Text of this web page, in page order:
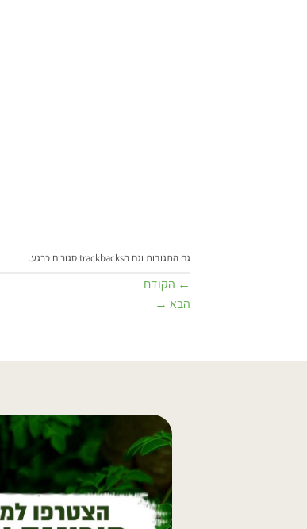
גם התגובות וגם הtrackbacks סגורים כרגע.
← הקודם
הבא →